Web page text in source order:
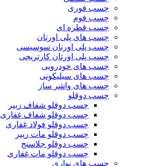
چسب فوری
چسب فوم
چسب قطره ای
چسب های پلی اورتان
چسب پلی اورتان سوسیسی
چسب پلی اورتان کارتریجی
چسب های خودرویی
چسب های سیلیکونی
چسب های واشر ساز
چسب دوقلو
چسب دوقلو شفاف زیپر
چسب دوقلو شفاف غفاری
چسب دوقلو فولاد غفاری
چسب دوقلو مات زیپر
چسب دوقلو جلاسنج
چسب دوقلو مات غفاری
چسب های نواری